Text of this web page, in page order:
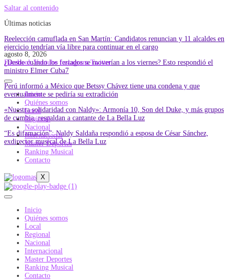
Saltar al contenido
Últimas noticias
Reelección camuflada en San Martín: Candidatos renuncian y 11 alcaldes en
ejercicio tendrían vía libre para continuar en el cargo
¿Desde cuándo los feriados se moverían a los viernes? Esto respondió el
ministro Elmer Cuba7
Perú informó a México que Betssy Chávez tiene una condena y que
eventualmente se pediría su extradición
«Nuestra solidaridad con Naldy»: Armonía 10, Son del Duke, y más grupos
de cumbia, respaldan a cantante de La Bella Luz
“Es difamación”: Naldy Saldaña respondió a esposa de César Sánchez,
exdirector musical de La Bella Luz
agosto 8, 2026
Facebook Youtube Instagram Twitter
Inicio
Quiénes somos
Local
Regional
Nacional
Internacional
Master Deportes
Ranking Musical
Contacto
X
Inicio
Quiénes somos
Local
Regional
Nacional
Internacional
Master Deportes
Ranking Musical
Contacto